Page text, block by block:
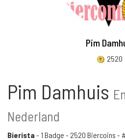
Pim
2520
Pim Damhuis
Nederland
Bierista - 1 Badge - 2520 Biercoins -